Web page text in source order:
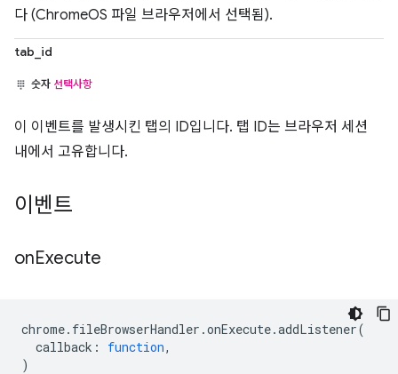
다 (ChromeOS 파일 브라우저에서 선택됨).
tab_id
숫자 선택사항
이 이벤트를 발생시킨 탭의 ID입니다. 탭 ID는 브라우저 세션
내에서 고유합니다.
이벤트
onExecute
chrome. fileBrowserHandler .onExecute.addListener(
callback : function,
)